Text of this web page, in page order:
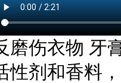
磨伤衣物 牙
性剂和香料